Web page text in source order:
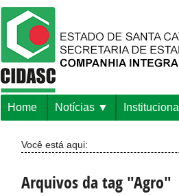
Home Notícias Institucional
Você está aqui:
Arquivos da tag "Agro"